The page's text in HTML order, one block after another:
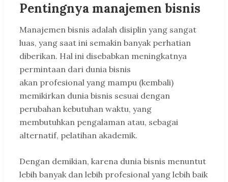
Pentingnya manajemen bisnis
Manajemen bisnis adalah disiplin yang sangat
luas, yang saat ini semakin banyak perhatian
diberikan. Hal ini disebabkan meningkatnya
permintaan dari dunia bisnis
akan profesional yang mampu (kembali)
memikirkan dunia bisnis sesuai dengan
perubahan kebutuhan waktu, yang
membutuhkan pengalaman atau, sebagai
alternatif, pelatihan akademik.
Dengan demikian, karena dunia bisnis menuntut
lebih banyak dan lebih profesional yang lebih baik